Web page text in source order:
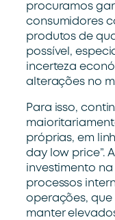
procuramos
consumidores
produtos de
possível ,
incerteza
alterações no
Para isso,
próprias, em
day low price”.
investimento na
processos
operações, que
manter